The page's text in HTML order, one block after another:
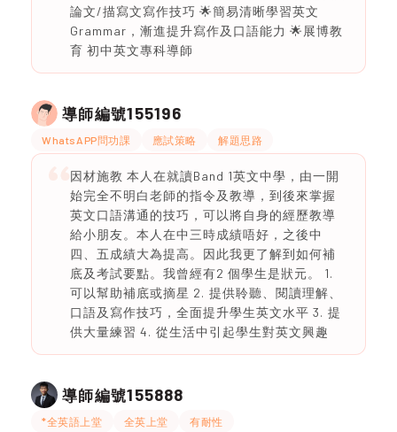
論文/描寫文寫作技巧 🌟簡易清晰學習英文
Grammar，漸進提升寫作及口語能力 🌟展博教
育 初中英文專科導師
導師編號155196
WhatsAPP問功課 應試策略 解題思路
因材施教 本人在就讀Band 1英文中學，由一開
始完全不明白老師的指令及教導，到後來掌握
英文口語溝通的技巧，可以將自身的經歷教導
給小朋友。本人在中三時成績唔好，之後中
四、五成績大為提高。因此我更了解到如何補
底及考試要點。我曾經有2 個學生是狀元。 1.
可以幫助補底或摘星 2. ⁠提供聆聽、閱讀理解、
口語及寫作技巧，全面提升學生英文水平 3. ⁠提
供大量練習 4. ⁠從生活中引起學生對英文興趣
導師編號155888
*全英語上堂 全英上堂 有耐性